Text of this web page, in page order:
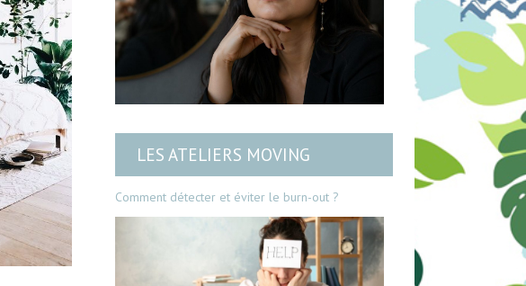
LES ATELIERS MOVING
Comment détecter et éviter le burn-out ?